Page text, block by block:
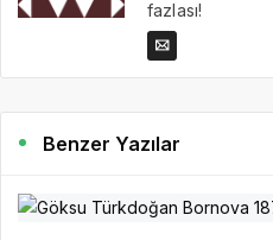
fazlası!
Benzer Yazılar